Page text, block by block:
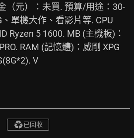
（元）：未買. 預算/用途：30-
單機大作、看影片等. CPU
Ryzen 5 1600. MB (主機板)：
RAM (記憶體)：威剛 XPG
V
已回收